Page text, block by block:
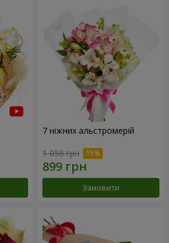
7 ніжних альстромерій
1 058 грн
Замовити